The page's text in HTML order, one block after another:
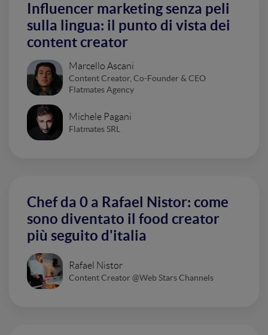
Influencer marketing senza peli
sulla lingua: il punto di vista dei
content creator
Marcello Ascani
Content Creator, Co-Founder & CEO
Flatmates Agency
Michele Pagani
Flatmates SRL
Chef da 0 a Rafael Nistor: come
sono diventato il food creator
più seguito d'italia
Rafael Nistor
Content Creator @Web Stars Channels